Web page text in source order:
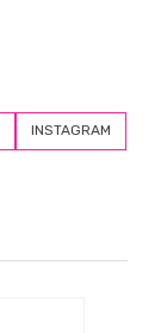
INSTAGRAM